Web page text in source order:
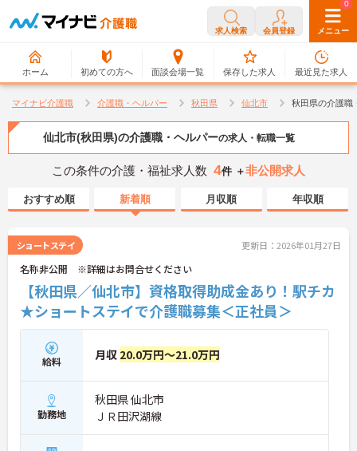
求人検索 会員登録 メニュー
ホーム 初めての方へ 面談会場一覧
0
保存した求人
0
最近見た求人
マイナビ介護職 介護職・ヘルパー 秋田県 仙北市 秋田県の介護職
仙北市(秋田県)の介護職・ヘルパーの求人・転職一覧
この条件の介護・福祉求人数 4件 ＋非公開求人
おすすめ順 新着順 月収順 年収順
ショートステイ 更新日：2026年01月27日
名称非公開 ※詳細はお問合せください
【秋田県／仙北市】資格取得助成金あり！駅チカ
★ショートステイで介護職募集＜正社員＞
給料 月収 20.0万円～21.0万円
勤務地
秋田県 仙北市
ＪＲ田沢湖線